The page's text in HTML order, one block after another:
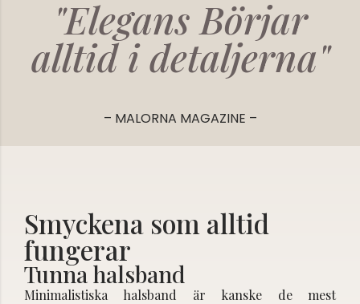
"Elegans Börjar
alltid i detaljerna"
– MALORNA MAGAZINE –
Smyckena som alltid
fungerar
Tunna halsband
Minimalistiska halsband är kanske de mest